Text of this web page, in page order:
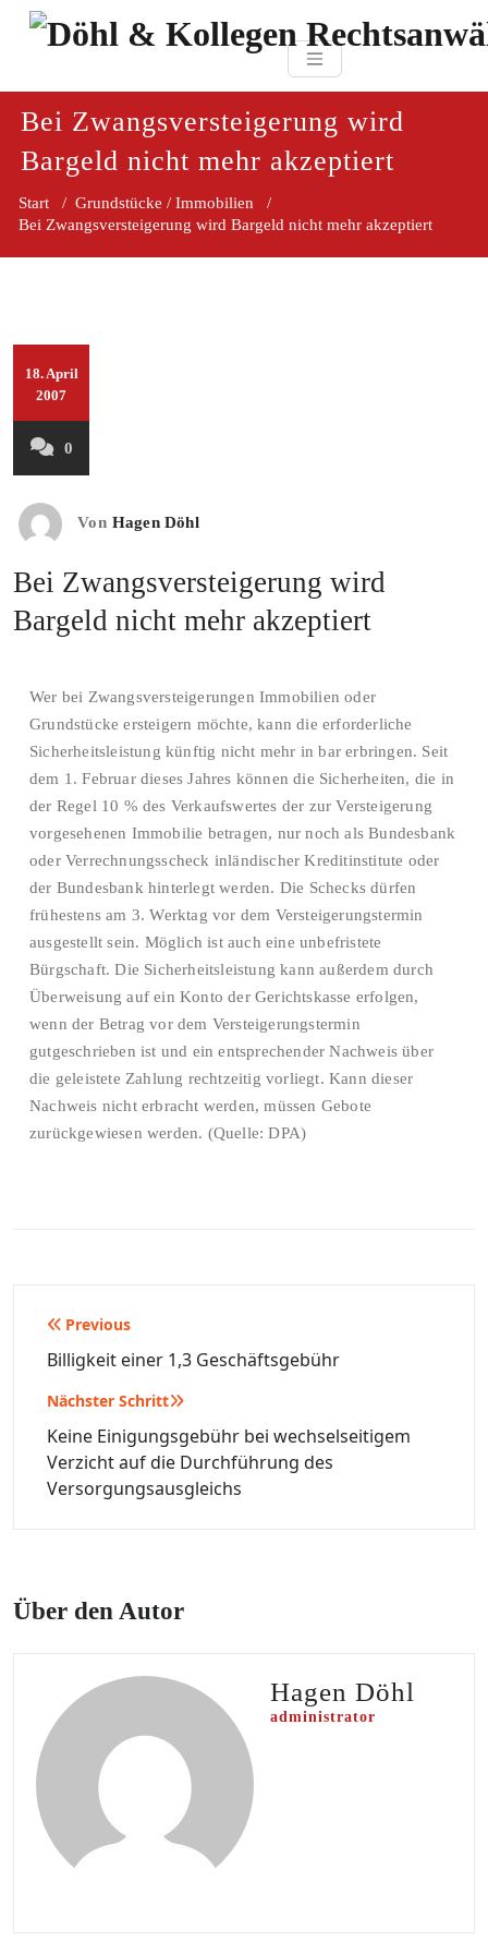
Zum
Döhl & Kollegen
Bei Zwangsversteigerung wird
Bargeld nicht mehr akzeptiert
Start / Grundstücke / Immobilien /
Bei Zwangsversteigerung wird Bargeld nicht mehr akzeptiert
18. April
2007
0
Von Hagen Döhl
Bei Zwangsversteigerung wird
Bargeld nicht mehr akzeptiert
Wer bei Zwangsversteigerungen Immobilien oder
Grundstücke ersteigern möchte, kann die erforderliche
Sicherheitsleistung künftig nicht mehr in bar erbringen. Seit
dem 1. Februar dieses Jahres können die Sicherheiten, die in
der Regel 10 % des Verkaufswertes der zur Versteigerung
vorgesehenen Immobilie betragen, nur noch als Bundesbank
oder Verrechnungsscheck inländischer Kreditinstitute oder
der Bundesbank hinterlegt werden. Die Schecks dürfen
frühestens am 3. Werktag vor dem Versteigerungstermin
ausgestellt sein. Möglich ist auch eine unbefristete
Bürgschaft. Die Sicherheitsleistung kann außerdem durch
Überweisung auf ein Konto der Gerichtskasse erfolgen,
wenn der Betrag vor dem Versteigerungstermin
gutgeschrieben ist und ein entsprechender Nachweis über
die geleistete Zahlung rechtzeitig vorliegt. Kann dieser
Nachweis nicht erbracht werden, müssen Gebote
zurückgewiesen werden. (Quelle: DPA)
Beitragsnavigation
Previous
Billigkeit einer 1,3 Geschäftsgebühr
Nächster Schritt
Keine Einigungsgebühr bei wechselseitigem
Verzicht auf die Durchführung des
Versorgungsausgleichs
Über den Autor
Hagen Döhl
administrator